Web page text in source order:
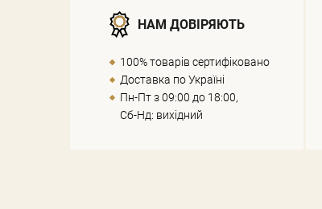
НАМ ДОВІРЯЮТЬ
100% товарів сертифіковано
Доставка по Україні
Пн-Пт з 09:00 до 18:00,
Сб-Нд: вихідний